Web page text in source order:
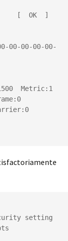
[  OK  ]
00-00-00-00-
Metric:1
setting